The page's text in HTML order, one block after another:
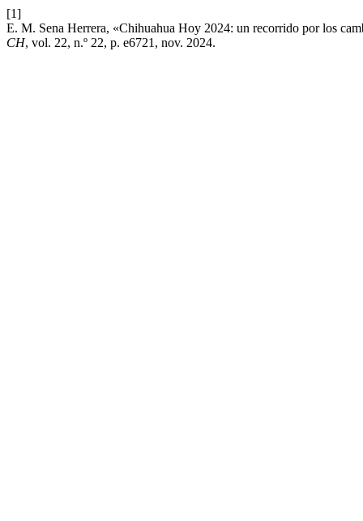
[1]
E. M. Sena Herrera, «Chihuahua Hoy 2024: un recorrido por los
CH, vol. 22, n.º 22, p. e6721, nov. 2024.